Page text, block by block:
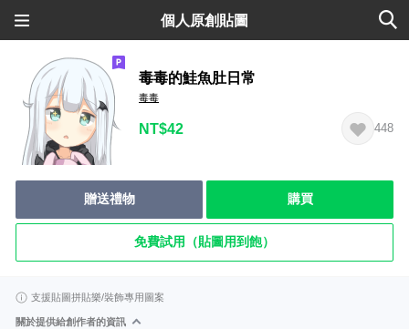
個人原創貼圖
毒毒的鮭魚肚日常
毒毒
NT$42 448
贈送禮物 購買
免費試用（貼圖用到飽）
支援貼圖拼貼樂/裝飾專用圖案
關於提供給創作者的資訊